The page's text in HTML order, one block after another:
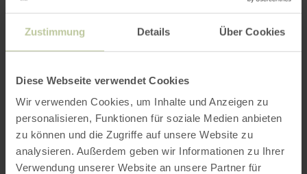
Zustimmung Details Über Cookies
Diese Webseite verwendet Cookies
Wir verwenden Cookies, um Inhalte und Anzeigen zu
personalisieren, Funktionen für soziale Medien anbieten
zu können und die Zugriffe auf unsere Website zu
analysieren. Außerdem geben wir Informationen zu Ihrer
Verwendung unserer Website an unsere Partner für